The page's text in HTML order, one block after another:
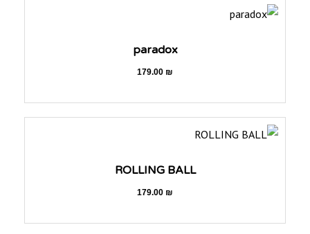
paradox
179.00₪
ROLLING BALL
179.00₪